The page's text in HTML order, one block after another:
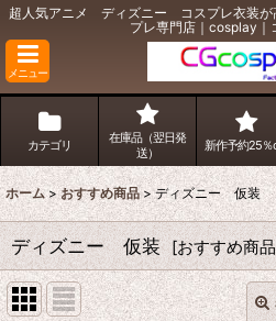
超人気アニメ ディズニー コスプレ衣装が
プレ専門店｜cosplay｜
メニュー
カテゴリ
在庫品（翌日発
送）
新作予約25
ホーム > おすすめ商品 > ディズニー 仮装
ディズニー 仮装 [おすすめ商品